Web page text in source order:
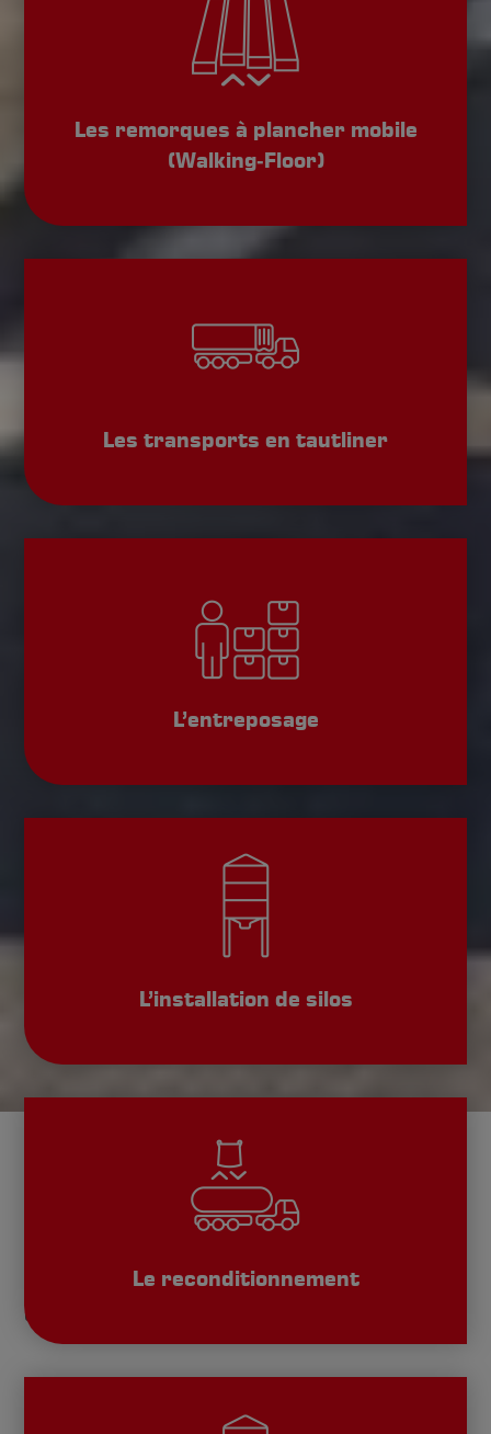
Karl Michels GmbH & Co. KG
Nous sommes une entreprise orientée vers
à toutes les questions relatives au transport
et à la logistique.
Les remorques à plancher mobile
(Walking‑Floor)
Les transports en tautliner
L’entreposage
L’installation de silos
Le reconditionnement